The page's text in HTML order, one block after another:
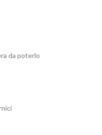
da poterlo